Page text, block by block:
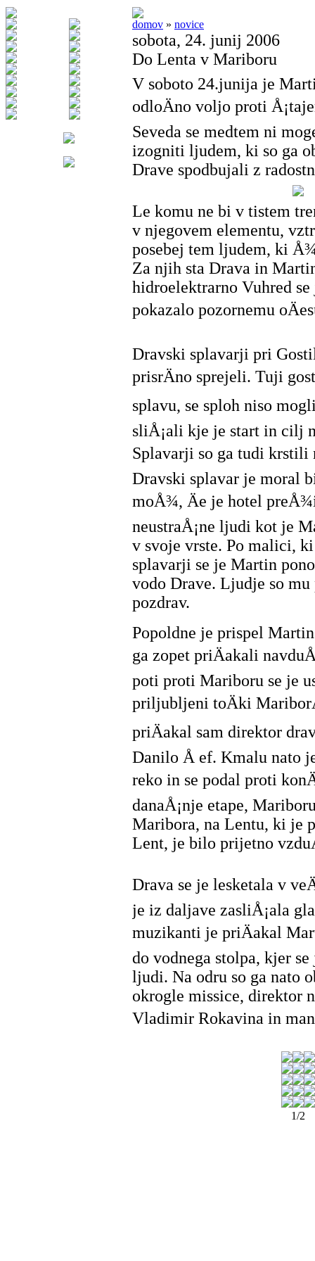
domov » novice
sobota, 24. junij 2006
Do Lenta v Mariboru
V soboto 24.junija je
odloÄno voljo proti
Seveda se medtem ni
izogniti ljudem, ki so ga
Drave spodbujali z
Le komu ne bi v tistem
v njegovem elementu,
posebej tem ljudem, ki
Za njih sta Drava in
hidroelektrarno Vuhred
pokazalo pozornemu
Dravski splavarji pri
prisrÄno sprejeli. Tuji
splavu, se sploh niso
sliÅ¡ali kje je start in cilj
Splavarji so ga tudi krstili
Dravski splavar je moral
moÅ¾, Äe je hotel
neustraÅ¡ne ljudi kot je
v svoje vrste. Po malici,
splavarji se je Martin
vodo Drave. Ljudje so
pozdrav.
Popoldne je prispel
ga zopet priÄakali
poti proti Mariboru se je
priljubljeni toÄki
priÄakal sam direktor
Danilo Å ef. Kmalu nato
reko in se podal proti
danaÅ¡nje etape,
Maribora, na Lentu, ki je
Lent, je bilo prijetno
Drava se je lesketala v
je iz daljave zasliÅ¡ala
muzikanti je priÄakal
do vodnega stolpa, kjer
ljudi. Na odru so ga nato
okrogle missice, direktor
Vladimir Rokavina in
1/2